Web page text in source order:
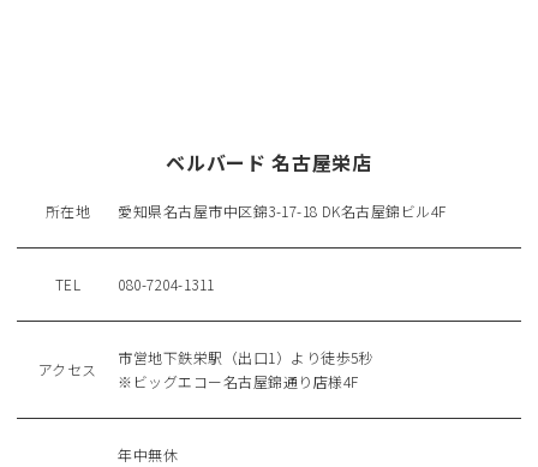
ベルバード 名古屋栄店
所在地 愛知県名古屋市中区錦3-17-18 DK名古屋錦ビル4F
TEL 080-7204-1311
アクセス
市営地下鉄栄駅（出口1）より徒歩5秒
※ビッグエコー名古屋錦通り店様4F
年中無休